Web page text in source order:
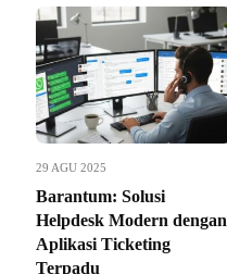
29 AGU 2025
Barantum: Solusi
Helpdesk Modern dengan
Aplikasi Ticketing
Terpadu